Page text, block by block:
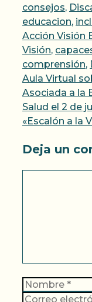
consejos,
educacion,
Acción Visión
Visión,
comprensión,
Aula Virtual
Asociada a la
Salud el 2 de
«Escalón a la
Deja un
Nombre